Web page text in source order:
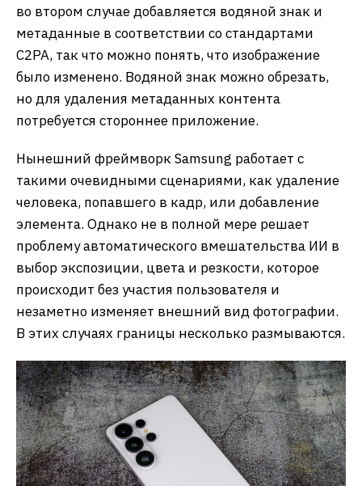
во втором случае добавляется водяной знак и
метаданные в соответствии со стандартами
C2PA, так что можно понять, что изображение
было изменено. Водяной знак можно обрезать,
но для удаления метаданных контента
потребуется стороннее приложение.
Нынешний фреймворк Samsung работает с
такими очевидными сценариями, как удаление
человека, попавшего в кадр, или добавление
элемента. Однако не в полной мере решает
проблему автоматического вмешательства ИИ в
выбор экспозиции, цвета и резкости, которое
происходит без участия пользователя и
незаметно изменяет внешний вид фотографии.
В этих случаях границы несколько размываются.